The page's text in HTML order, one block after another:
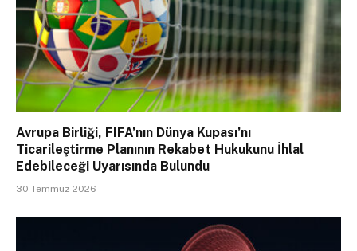
Avrupa Birliği, FIFA’nın Dünya Kupası’nı
Ticarileştirme Planının Rekabet Hukukunu İhlal
Edebileceği Uyarısında Bulundu
30 Temmuz 2026